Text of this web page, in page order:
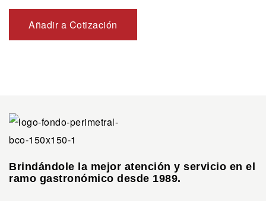
Añadir a Cotización
Brindándole la mejor atención y servicio en el
ramo gastronómico desde 1989.